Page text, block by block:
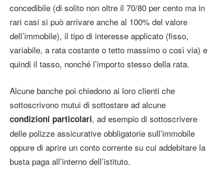
concedibile (di solito non oltre il 70/80 per cento ma in
rari casi si può arrivare anche al 100% del valore
dell’immobile), il tipo di interesse applicato (fisso,
variabile, a rata costante o tetto massimo o così via) e
quindi il tasso, nonché l’importo stesso della rata.
Alcune banche poi chiedono ai loro clienti che
sottoscrivono mutui di sottostare ad alcune
condizioni particolari, ad esempio di sottoscrivere
delle polizze assicurative obbligatorie sull’immobile
oppure di aprire un conto corrente su cui addebitare la
busta paga all’interno dell’istituto.